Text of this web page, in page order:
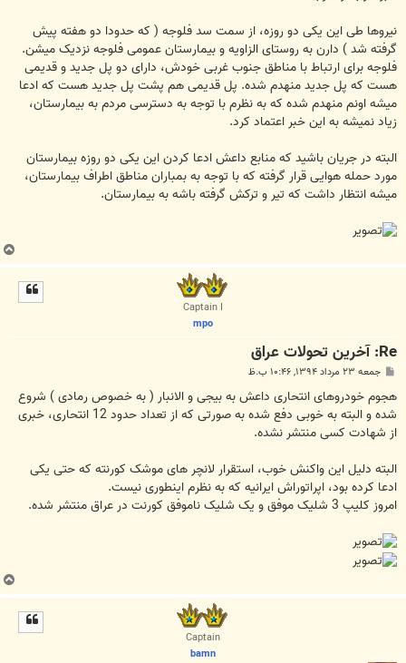
ﻧﯿﺮﻭﻫﺎ ﻃﯽ ﺍﯾﻦ ﯾﮑﯽ ﺩﻭ ﺭﻭﺯﻩ، ﺍﺯ ﺳﻤﺖ ﺳﺪ ﻓﻠﻮﺟﻪ ‏( ﮐﻪ ﺣﺪﻭﺩﺍ ﺩﻭ ﻫﻔﺘﻪ ﭘﯿﺶ
ﮔﺮﻓﺘﻪ ﺷﺪ ‏) ﺩﺍﺭﻥ ﺑﻪ ﺭﻭﺳﺘﺎﯼ ﺍﻟﺰﺍﻭﯾﻪ ﻭ ﺑﯿﻤﺎﺭﺳﺘﺎﻥ ﻋﻤﻮﻣﯽ ﻓﻠﻮﺟﻪ ﻧﺰﺩﯾﮏ ﻣﯿﺸﻦ.
ﻓﻠﻮﺟﻪ ﺑﺮﺍﯼ ﺍﺭﺗﺒﺎﻁ ﺑﺎ ﻣﻨﺎﻃﻖ ﺟﻨﻮﺏ ﻏﺮﺑﯽ ﺧﻮﺩﺵ، ﺩﺍﺭﺍﯼ ﺩﻭ ﭘﻞ ﺟﺪﯾﺪ ﻭ ﻗﺪﯾﻤﯽ
ﻫﺴﺖ که ﭘﻞ ﺟﺪﯾﺪ ﻣﻨﻬﺪﻡ ﺷﺪﻩ. ﭘﻞ ﻗﺪﯾﻤﯽ ﻫﻢ ﭘﺸﺖ ﭘﻞ ﺟﺪﯾﺪ ﻫﺴﺖ ﮐﻪ ﺍﺩﻋﺎ
ﻣﯿﺸﻪ ﺍﻭﻧﻢ ﻣﻨﻬﺪﻡ ﺷﺪﻩ ﮐﻪ ﺑﻪ ﻧﻈﺮﻡ ﺑﺎ ﺗﻮﺟﻪ ﺑﻪ ﺩﺳﺘﺮﺳﯽ ﻣﺮﺩﻡ ﺑﻪ ﺑﯿﻤﺎﺭﺳﺘﺎﻥ،
ﺯﯾﺎﺩ ﻧﻤﯿﺸﻪ ﺑﻪ ﺍﯾﻦ ﺧﺒﺮ ﺍﻋﺘﻤﺎﺩ ﮐﺮﺩ.
ﺍﻟﺒﺘﻪ ﺩﺭ ﺟﺮﯾﺎﻥ ﺑﺎﺷﯿﺪ ﮐﻪ ﻣﻨﺎﺑﻊ ﺩﺍﻋﺶ ﺍﺩﻋﺎ ﮐﺮﺩﻥ ﺍﯾﻦ ﯾﮑﯽ ﺩﻭ ﺭﻭﺯﻩ ﺑﯿﻤﺎﺭﺳﺘﺎﻥ
ﻣﻮﺭﺩ ﺣﻤﻠﻪ ﻫﻮﺍﯾﯽ ﻗﺮﺍﺭ ﮔﺮﻓﺘﻪ ﮐﻪ ﺑﺎ ﺗﻮﺟﻪ ﺑﻪ ﺑﻤﺒﺎﺭﺍﻥ ﻣﻨﺎﻃﻖ ﺍﻃﺮﺍﻑ ﺑﯿﻤﺎﺭﺳﺘﺎﻥ،
ﻣﯿﺸﻪ ﺍﻧﺘﻈﺎﺭ ﺩﺍﺷﺖ ﮐﻪ ﺗﯿﺮ ﻭ ﺗﺮﮐﺶ ﮔﺮﻓﺘﻪ ﺑﺎﺷﻪ ﺑﻪ ﺑﯿﻤﺎﺭﺳﺘﺎﻥ.
ب
ا
Captain I
mpo
Re: آخرین تحولات عراق
پ
ت
جمعه ۲۳ مرداد ۱۳۹۴, ۱۰:۴۶ ب.ظ
ﻫﺠﻮﻡ ﺧﻮﺩﺭﻭﻫﺎﯼ ﺍﻧﺘﺤﺎﺭﯼ ﺩﺍﻋﺶ ﺑﻪ ﺑﯿﺠﯽ ﻭ ﺍﻻﻧﺒﺎﺭ ‏( ﺑﻪ ﺧﺼﻮﺹ ﺭﻣﺎﺩﯼ ‏) ﺷﺮﻭﻉ
ﺷﺪﻩ ﻭ ﺍﻟﺒﺘﻪ ﺑﻪ ﺧﻮﺑﯽ ﺩﻓﻊ ﺷﺪﻩ ﺑﻪ ﺻﻮﺭﺗﯽ ﮐﻪ ﺍﺯ ﺗﻌﺪﺍﺩ ﺣﺪﻭﺩ 12 ﺍﻧﺘﺤﺎﺭﯼ، ﺧﺒﺮﯼ
ﺍﺯ ﺷﻬﺎﺩﺕ ﮐﺴﯽ ﻣﻨﺘﺸﺮ ﻧﺸﺪﻩ.
ﺍﻟﺒﺘﻪ ﺩﻟﯿﻞ ﺍﯾﻦ ﻭﺍﮐﻨﺶ ﺧﻮﺏ، ﺍﺳﺘﻘﺮﺍﺭ ﻻﻧﭽﺮ ﻫﺎﯼ ﻣﻮﺷﮏ ﮐﻮﺭﻧﺘﻪ ﮐﻪ ﺣﺘﯽ ﯾﮑﯽ
ﺍﺩﻋﺎ ﮐﺮﺩﻩ ﺑﻮﺩ، ﺍﭘﺮﺍﺗﻮﺭﺍﺵ ﺍﯾﺮﺍﻧﯿﻪ ﮐﻪ ﺑﻪ ﻧﻈﺮﻡ ﺍﯾﻨﻄﻮﺭﯼ ﻧﯿﺴﺖ.
ﺍﻣﺮﻭﺯ ﮐﻠﯿﭗ 3 ﺷﻠﯿﮏ ﻣﻮﻓﻖ ﻭ ﯾﮏ ﺷﻠﯿﮏ ﻧﺎﻣﻮﻓﻖ ﮐﻮﺭﻧﺖ ﺩﺭ ﻋﺮﺍﻕ ﻣﻨﺘﺸﺮ ﺷﺪﻩ.
ب
ا
Captain
bamn